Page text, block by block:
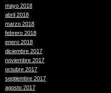
mayo 2018
abril 2018
marzo 2018
febrero 2018
enero 2018
diciembre 2017
noviembre 2017
octubre 2017
septiembre 2017
agosto 2017